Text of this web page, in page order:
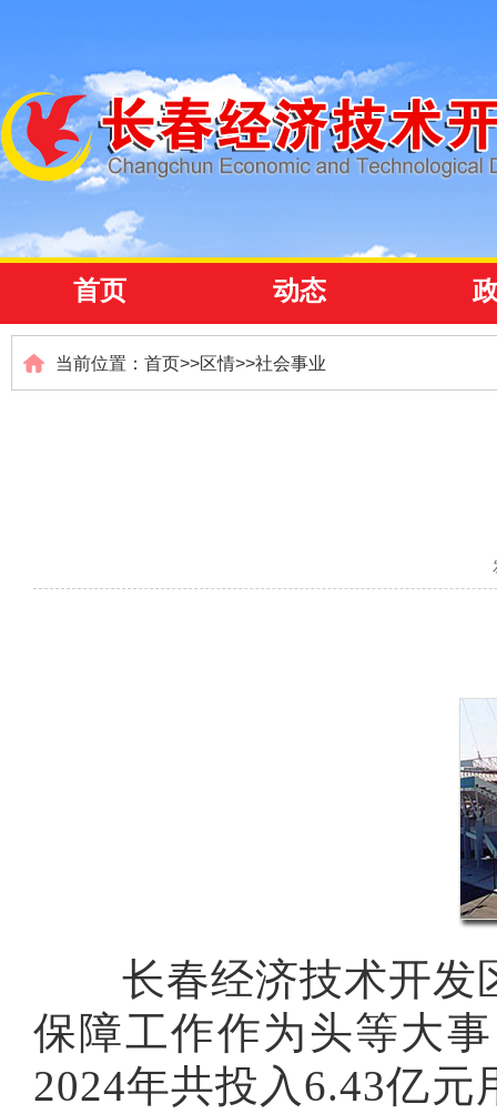
首页 动态
当前位置： 首页>>区情>>社会事业
长春经济技术开发
保障工作作为头等大
2024年共投入 6.43亿元